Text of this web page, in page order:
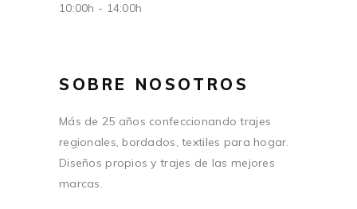
10:00h - 14:00h
SOBRE NOSOTROS
Más de 25 años confeccionando trajes
regionales, bordados, textiles para hogar.
Diseños propios y trajes de las mejores
marcas.